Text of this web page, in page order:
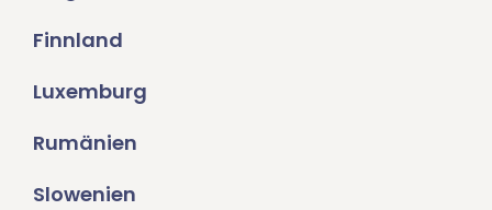
Finnland
Luxemburg
Rumänien
Slowenien